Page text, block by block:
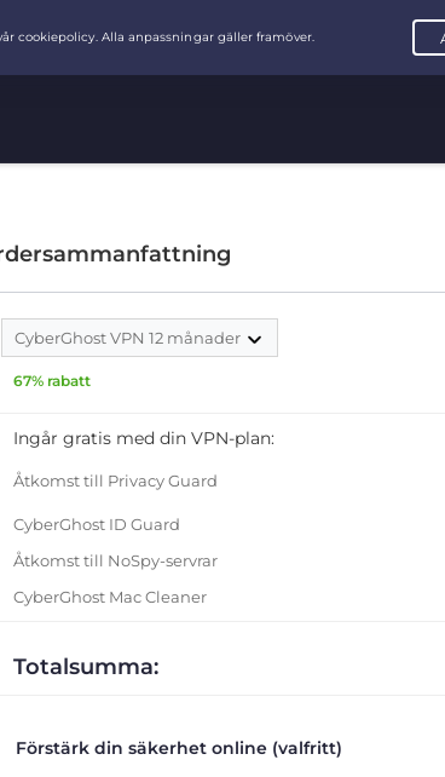
CyberGhost VPN 12 månader
67% rabatt
Ingår gratis med din VPN-plan:
Åtkomst till Privacy Guard
CyberGhost ID Guard
Åtkomst till NoSpy-servrar
CyberGhost Mac Cleaner
Totalsumma:
Förstärk din säkerhet online (valfritt)